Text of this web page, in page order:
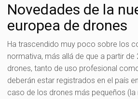
Novedades de la
europea de drones
Ha trascendido muy poco sobre los
normativa, más allá de que a partir
drones, tanto de uso profesional
deberán estar registrados en el país
caso de los drones más pequeños